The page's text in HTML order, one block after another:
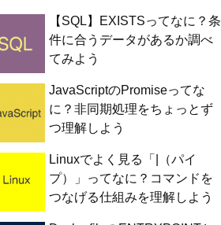
【SQL】EXISTSってなに？条
件に合うデータがあるか調べ
てみよう
JavaScriptのPromiseってな
に？非同期処理をちょっとず
つ理解しよう
Linuxでよく見る「|（パイ
プ）」ってなに？コマンドを
つなげる仕組みを理解しよう